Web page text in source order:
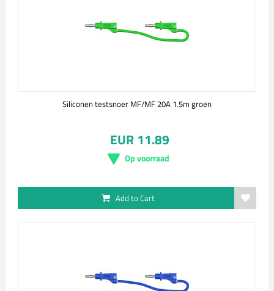
Siliconen testsnoer MF/MF 20A 1.5m groen
EUR 11.89
Op voorraad
Add to Cart